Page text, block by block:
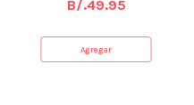
B/.49.95
Agregar